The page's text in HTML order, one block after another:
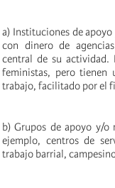
a) Instituciones de
con dinero de
central de su actividad.
feministas, pero tienen
trabajo, facilitado por el
b) Grupos de apoyo y/
ejemplo, centros de
trabajo barrial,